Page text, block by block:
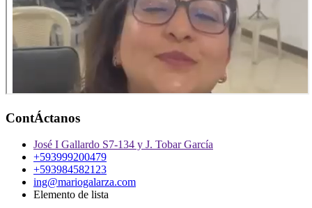
ContÁctanos
José I Gallardo S7-134 y J. Tobar García
+593999200479
+593984582123
ing@mariogalarza.com
Elemento de lista